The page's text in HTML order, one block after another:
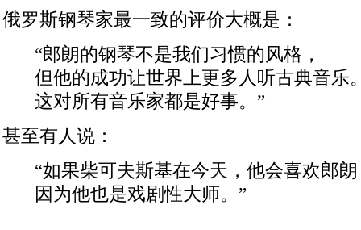
俄罗斯钢琴家最一致的评价大概是：
“郎朗的钢琴不是我们习惯的风格，
但他的成功让世界上更多人听古典音乐
这对所有音乐家都是好事。”
甚至有人说：
“如果柴可夫斯基在今天，他会喜欢郎
因为他也是戏剧性大师。”